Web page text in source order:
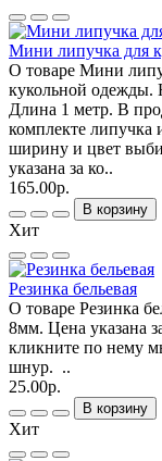
Мини липучка для
О товаре Мини
кукольной одежды.
Длина 1 метр. В
комплекте
ширину и цвет
указана за ко..
165.00р.
В корзину
Хит
Резинка бельевая
О товаре Резинка
8мм. Цена указана
кликните по нему
шнур. ..
25.00р.
В корзину
Хит